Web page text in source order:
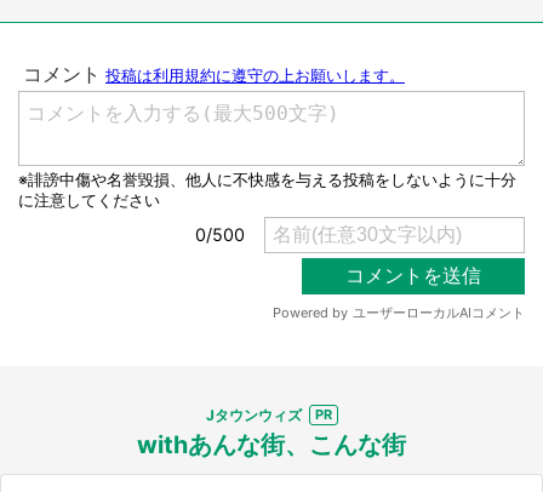
選択する
Jタウンウィズ
withあんな街、こんな街